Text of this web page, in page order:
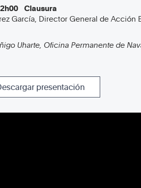
Clausura
García, Director General de Acción
Uharte, Oficina Permanente de
presentación